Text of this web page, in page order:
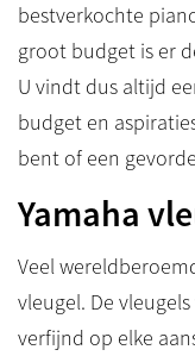
bestverkochte
groot budget is er
U vindt dus altijd
budget en
bent of een
Yamaha
Veel
vleugel. De
verfijnd op elke